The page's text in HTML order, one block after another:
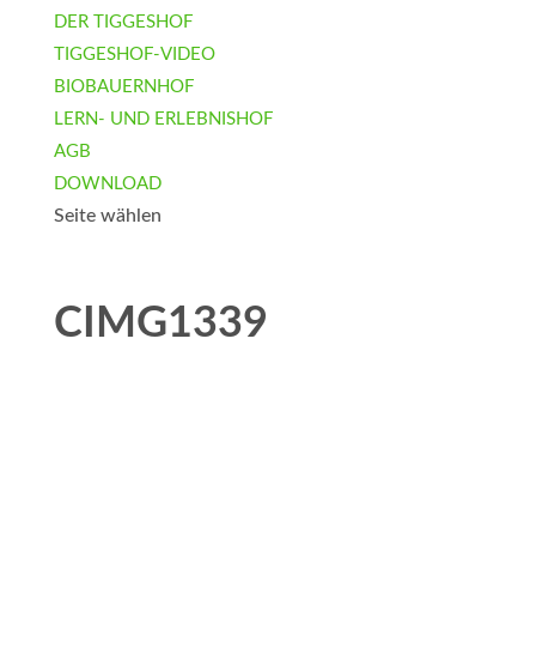
DER TIGGESHOF
TIGGESHOF-VIDEO
BIOBAUERNHOF
LERN- UND ERLEBNISHOF
AGB
DOWNLOAD
Seite wählen
CIMG1339